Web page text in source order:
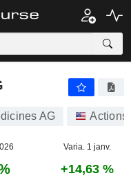
AG Actions
Varia. 1 janv.
+14,63 %